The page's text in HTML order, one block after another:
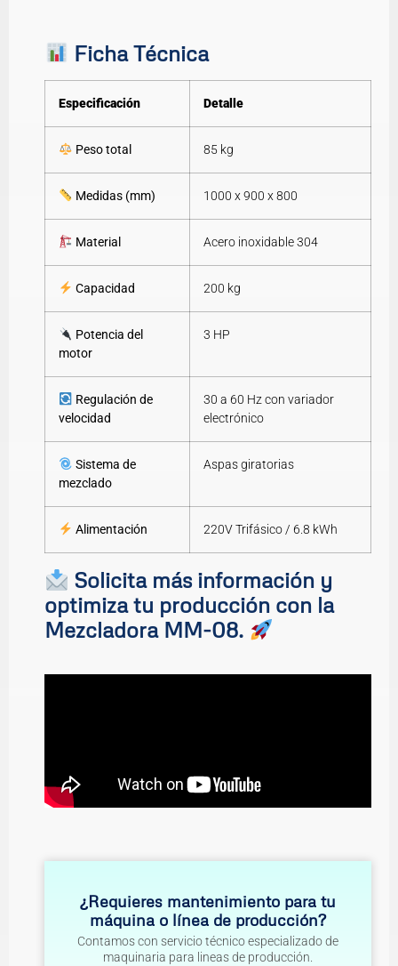
Ficha Técnica
Especificación Detalle
Peso total 85 kg
Medidas (mm) 1000 x 900 x 800
Material Acero inoxidable 304
Capacidad 200 kg
Potencia del
motor
3 HP
Regulación de
velocidad
30 a 60 Hz con variador
electrónico
Sistema de
mezclado
Aspas giratorias
Alimentación 220V Trifásico / 6.8 kWh
Solicita más información y
optimiza tu producción con la
Mezcladora MM-08.
¿Requieres mantenimiento para tu
máquina o línea de producción?
Contamos con servicio técnico especializado de
maquinaria para lineas de producción.